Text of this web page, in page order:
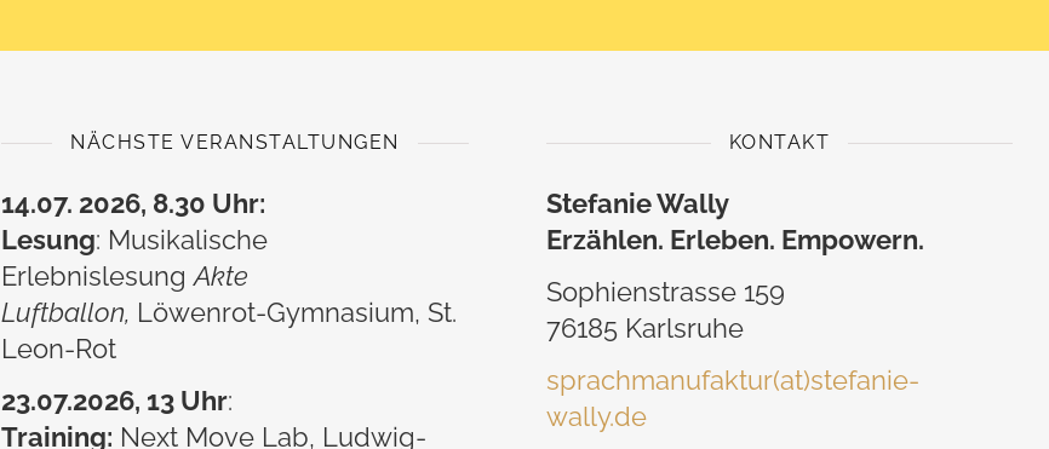
NÄCHSTE VERANSTALTUNGEN
14.07. 2026, 8.30 Uhr:
Lesung: Musikalische
ErlebnislesungAkte
Luftballon, Löwenrot-Gymnasium, St.
Leon-Rot
23.07.2026, 13 Uhr:
Training: Next Move Lab, Ludwig-
KONTAKT
Stefanie Wally
Erzählen. Erleben. Empowern.
Sophienstrasse 159
76185 Karlsruhe
sprachmanufaktur(at)stefanie-
wally.de